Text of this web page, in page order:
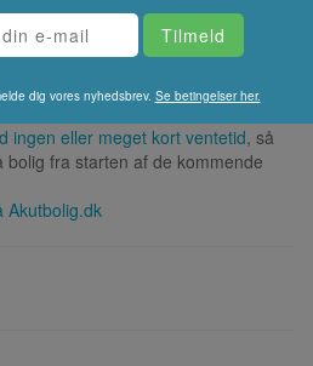
ledige i Nibehar husleje fra 0 til
man få bolig i Nibe?
ingen eller meget kort ventetid, så
fra starten af de kommende
Akutbolig.dk
dig vores nyhedsbrev. Se betingelser her.